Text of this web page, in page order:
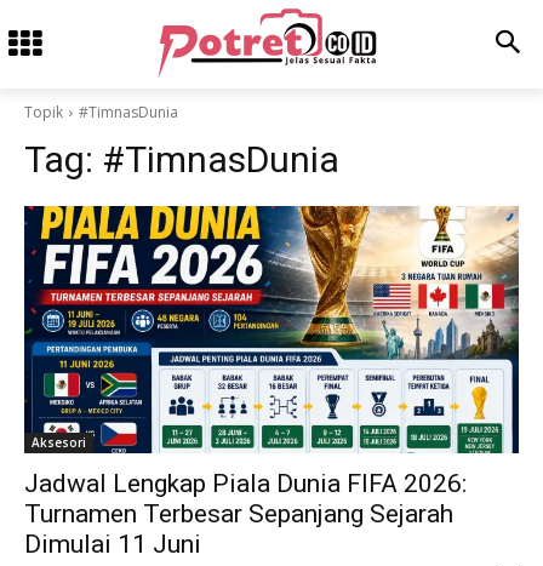
Topik #TimnasDunia
Tag: #TimnasDunia
Aksesori
Jadwal Lengkap Piala Dunia FIFA 2026:
Turnamen Terbesar Sepanjang Sejarah
Dimulai 11 Juni